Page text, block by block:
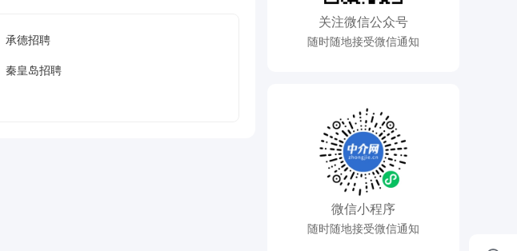
承德招聘
秦皇岛招聘
关注微信公众号
随时随地接受微信通知
微信小程序
随时随地接受微信通知